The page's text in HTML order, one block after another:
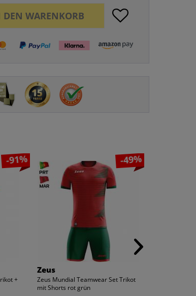
DEN WARENKORB
-91%
+
-49%
Zeus
Zeus Mundial Teamwear Set Trikot
mit Shorts rot grün